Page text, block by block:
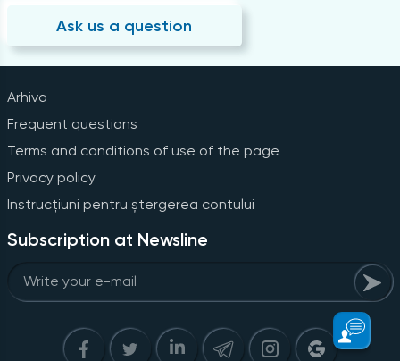
Ask us a question
Arhiva
Frequent questions
Terms and conditions of use of the page
Privacy policy
Instrucțiuni pentru ștergerea contului
Subscription at Newsline